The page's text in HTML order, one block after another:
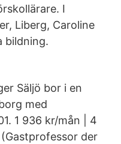
I
Liberg, Caroline
bildning.
Säljö bor i en
med
1 936 kr/mån | 4
der